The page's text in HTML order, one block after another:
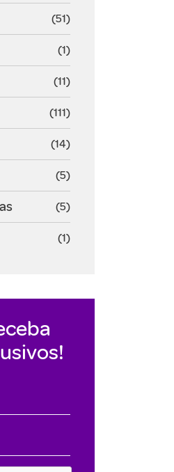
(51)
(1)
(11)
(111)
(14)
(5)
(5)
(1)